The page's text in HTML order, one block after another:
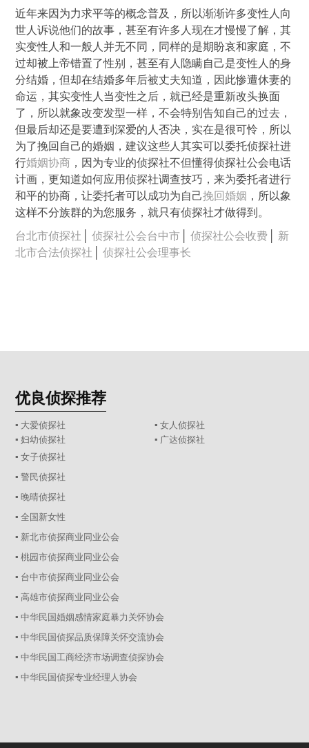
近年来因为力求平等的概念普及，所以渐渐许多变性人向
世人诉说他们的故事，甚至有许多人现在才慢慢了解，其
实变性人和一般人并无不同，同样的是期盼哀和家庭，不
过却被上帝错置了性别，甚至有人隐瞒自己是变性人的身
分结婚，但却在结婚多年后被丈夫知道，因此惨遭休妻的
命运，其实变性人当变性之后，就已经是重新改头换面
了，所以就象改变发型一样，不会特别告知自己的过去，
但最后却还是要遭到深爱的人否决，实在是很可怜，所以
为了挽回自己的婚姻，建议这些人其实可以委托侦探社进
行婚姻协商 ，因为专业的侦探社不但懂得侦探社公会电话
计画，更知道如何应用侦探社调查技巧，来为委托者进行
和平的协商，让委托者可以成功为自己挽回婚姻 ，所以象
这样不分族群的为您服务，就只有侦探社才做得到。
台北市侦探社 │侦探社公会台中市 │侦探社公会收费
新
北市合法侦探社 │侦探社公会理事长
优良侦探推荐
▪ 大爱侦探社
▪ 女人侦探社
▪ 妇幼侦探社
▪ 广达侦探社
▪ 女子侦探社
▪ 警民侦探社
▪ 晚晴侦探社
▪ 全国新女性
▪ 新北市侦探商业同业公会
▪ 桃园市侦探商业同业公会
▪ 台中市侦探商业同业公会
▪ 高雄市侦探商业同业公会
▪ 中华民国婚姻感情家庭暴力关怀协会
▪ 中华民国侦探品质保障关怀交流协会
▪ 中华民国工商经济市场调查侦探协会
▪ 中华民国侦探专业经理人协会